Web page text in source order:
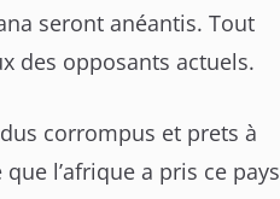
seront anéantis. Tout
des opposants actuels.
corrompus et prets à
l’afrique a pris ce pays